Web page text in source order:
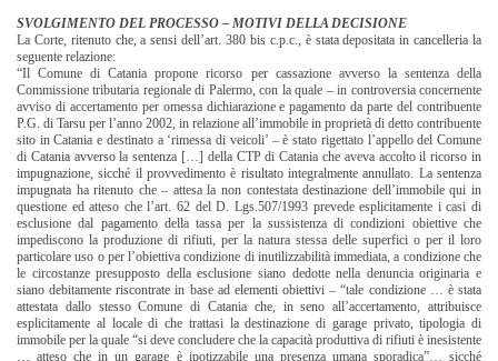
SVOLGIMENTO DEL PROCESSO – MOTIVI DELLA DECISIONE
La Corte, ritenuto che, a sensi dell’art. 380 bis c.p.c., è stata depositata in cancelleria la
seguente relazione:
“Il Comune di Catania propone ricorso per cassazione avverso la sentenza della
Commissione tributaria regionale di Palermo, con la quale – in controversia concernente
avviso di accertamento per omessa dichiarazione e pagamento da parte del contribuente
P.G. di Tarsu per l’anno 2002, in relazione all’immobile in proprietà di detto contribuente
sito in Catania e destinato a ‘rimessa di veicoli’ – è stato rigettato l’appello del Comune
di Catania avverso la sentenza […] della CTP di Catania che aveva accolto il ricorso in
impugnazione, sicché il provvedimento è risultato integralmente annullato. La sentenza
impugnata ha ritenuto che – attesa la non contestata destinazione dell’immobile qui in
questione ed atteso che l’art. 62 del D. Lgs.507/1993 prevede esplicitamente i casi di
esclusione dal pagamento della tassa per la sussistenza di condizioni obiettive che
impediscono la produzione di rifiuti, per la natura stessa delle superfici o per il loro
particolare uso o per l’obiettiva condizione di inutilizzabilità immediata, a condizione che
le circostanze presupposto della esclusione siano dedotte nella denuncia originaria e
siano debitamente riscontrate in base ad elementi obiettivi – “tale condizione … è stata
attestata dallo stesso Comune di Catania che, in seno all’accertamento, attribuisce
esplicitamente al locale di che trattasi la destinazione di garage privato, tipologia di
immobile per la quale “si deve concludere che la capacità produttiva di rifiuti è inesistente
… atteso che in un garage è ipotizzabile una presenza umana sporadica”… sicché